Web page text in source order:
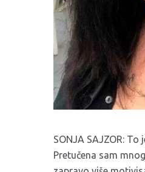
SONJA SAJZOR:
Pretučena sam